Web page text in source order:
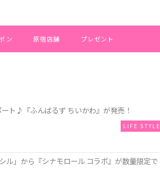
ン 原宿店舗 プレゼント
ト♪『ふんばるず ちいかわ』が発売！
LIFE STYLE
」から『シナモロール コラボ』が数量限定で